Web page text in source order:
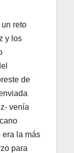
reto
y los
de
venía
era la más
para